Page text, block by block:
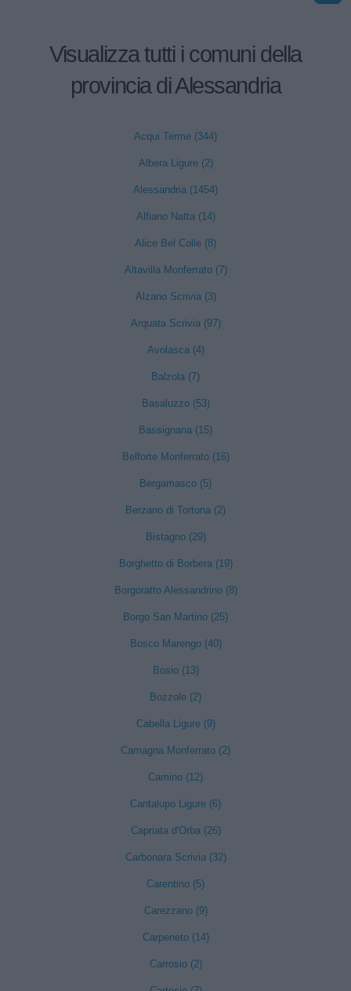
Visualizza tutti i comuni della
provincia di Alessandria
Acqui Terme (344)
Albera Ligure (2)
Alessandria (1454)
Alfiano Natta (14)
Alice Bel Colle (8)
Altavilla Monferrato (7)
Alzano Scrivia (3)
Arquata Scrivia (97)
Avolasca (4)
Balzola (7)
Basaluzzo (53)
Bassignana (15)
Belforte Monferrato (16)
Bergamasco (5)
Berzano di Tortona (2)
Bistagno (29)
Borghetto di Borbera (19)
Borgoratto Alessandrino (8)
Borgo San Martino (25)
Bosco Marengo (40)
Bosio (13)
Bozzole (2)
Cabella Ligure (9)
Camagna Monferrato (2)
Camino (12)
Cantalupo Ligure (6)
Capriata d'Orba (26)
Carbonara Scrivia (32)
Carentino (5)
Carezzano (9)
Carpeneto (14)
Carrosio (2)